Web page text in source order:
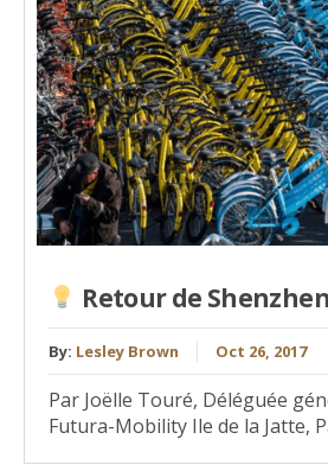
Retour de Shenzhen
By: Lesley Brown Oct 26, 2017
Par Joëlle Touré, Déléguée
Futura-Mobility Ile de la Jatte,